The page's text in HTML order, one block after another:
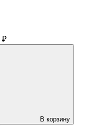
₽
В корзину